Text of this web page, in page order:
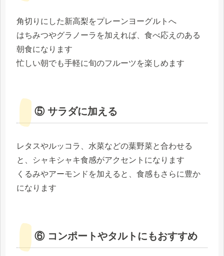
角切りにした新高梨をプレーンヨーグルトへ
はちみつやグラノーラを加えれば、食べ応えのある
朝食になります
忙しい朝でも手軽に旬のフルーツを楽しめます
⑤ サラダに加える
レタスやルッコラ、水菜などの葉野菜と合わせる
と、シャキシャキ食感がアクセントになります
くるみやアーモンドを加えると、食感もさらに豊か
になります
⑥ コンポートやタルトにもおすすめ